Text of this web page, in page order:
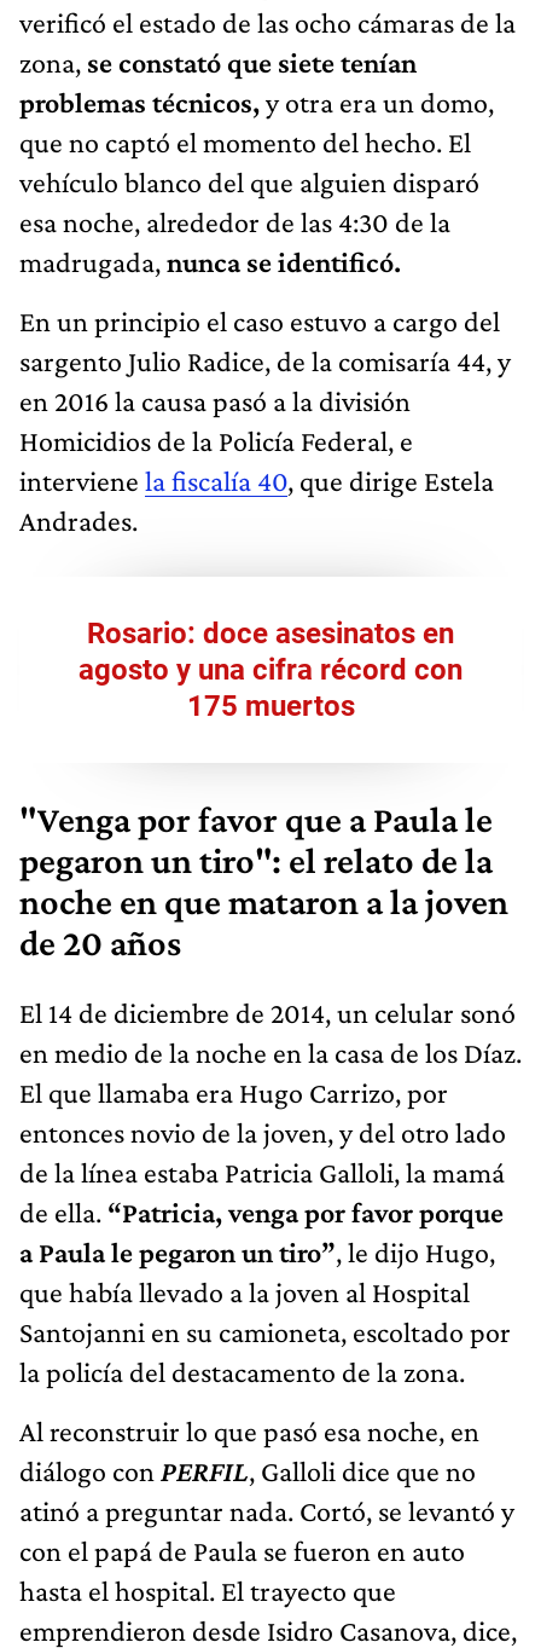
verificó el estado de las ocho cámaras de la
zona, se constató que siete tenían
problemas técnicos,y otra era un domo,
que no captó el momento del hecho. El
vehículo blanco del que alguien disparó
esa noche, alrededor de las 4:30 de la
madrugada,nunca se identificó.
En un principio el caso estuvo a cargo del
sargento Julio Radice, de la comisaría 44, y
en 2016 la causa pasó a la división
Homicidios de la Policía Federal, e
interviene la fiscalía 40, que dirige Estela
Andrades.
Rosario: doce asesinatos en
agosto y una cifra récord con
175 muertos
"Venga por favor que a Paula le
pegaron un tiro": el relato de la
noche en que mataron a la joven
de 20 años
El 14 de diciembre de 2014, un celular sonó
en medio de la noche en la casa de los Díaz.
El que llamaba era Hugo Carrizo, por
entonces novio de la joven, y del otro lado
de la línea estaba Patricia Galloli, la mamá
de ella. “Patricia, venga por favor porque
a Paula le pegaron un tiro”, le dijo Hugo,
que había llevado a la joven al Hospital
Santojanni en su camioneta, escoltado por
la policía del destacamento de la zona.
Al reconstruir lo que pasó esa noche, en
diálogo con PERFIL, Galloli dice que no
atinó a preguntar nada. Cortó, se levantó y
con el papá de Paula se fueron en auto
hasta el hospital. El trayecto que
emprendieron desde Isidro Casanova, dice,